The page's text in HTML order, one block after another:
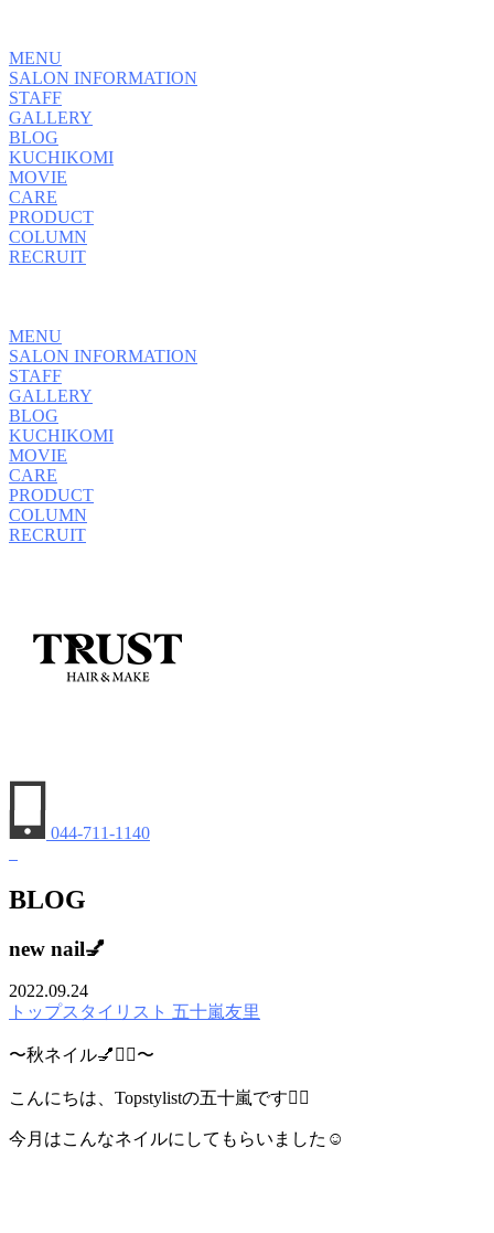
MENU
SALON INFORMATION
STAFF
GALLERY
BLOG
KUCHIKOMI
MOVIE
CARE
PRODUCT
COLUMN
RECRUIT
MENU
SALON INFORMATION
STAFF
GALLERY
BLOG
KUCHIKOMI
MOVIE
CARE
PRODUCT
COLUMN
RECRUIT
044-711-1140
BLOG
new nail💅
2022.09.24
トップスタイリスト 五十嵐友里
〜秋ネイル💅❤️‍🔥〜
こんにちは、Topstylistの五十嵐です🙋‍♀️
今月はこんなネイルにしてもらいました☺️